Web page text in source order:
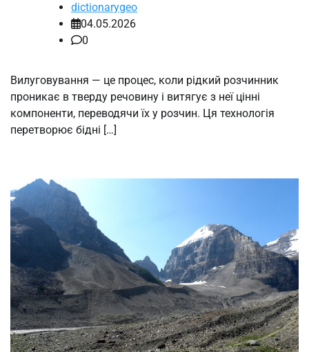
dictionarygeo
04.05.2026
0
Вилуговування — це процес, коли рідкий розчинник
проникає в тверду речовину і витягує з неї цінні
компоненти, переводячи їх у розчин. Ця технологія
перетворює бідні […]